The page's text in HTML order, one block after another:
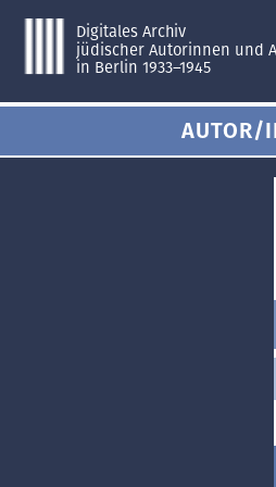
Digitales Archiv
jüdischer Autorinnen und
in Berlin 1933–1945
AUTOR/